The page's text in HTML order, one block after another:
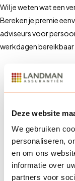
Deze website
We gebruiken
personaliseren,
en om ons
informatie over
partners voor
Wil je weten wat een
Bereken je premie
adviseurs voor
werkdagen
Wat dekt